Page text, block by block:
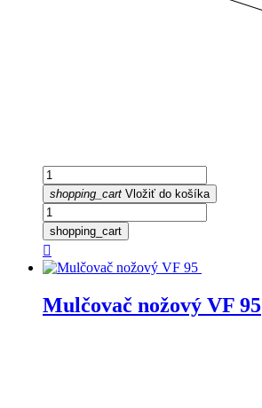
shopping_cart Vložiť do košíka
shopping_cart

Mulčovač nožový VF 95